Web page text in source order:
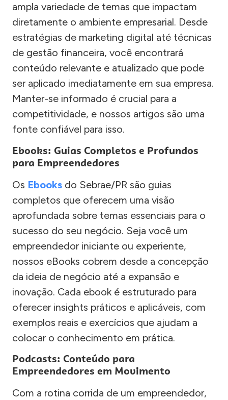
ampla variedade de temas que impactam
diretamente o ambiente empresarial. Desde
estratégias de marketing digital até técnicas
de gestão financeira, você encontrará
conteúdo relevante e atualizado que pode
ser aplicado imediatamente em sua empresa.
Manter-se informado é crucial para a
competitividade, e nossos artigos são uma
fonte confiável para isso.
Ebooks: Guias Completos e Profundos
para Empreendedores
Os Ebooks do Sebrae/PR são guias
completos que oferecem uma visão
aprofundada sobre temas essenciais para o
sucesso do seu negócio. Seja você um
empreendedor iniciante ou experiente,
nossos eBooks cobrem desde a concepção
da ideia de negócio até a expansão e
inovação. Cada ebook é estruturado para
oferecer insights práticos e aplicáveis, com
exemplos reais e exercícios que ajudam a
colocar o conhecimento em prática.
Podcasts: Conteúdo para
Empreendedores em Movimento
Com a rotina corrida de um empreendedor,